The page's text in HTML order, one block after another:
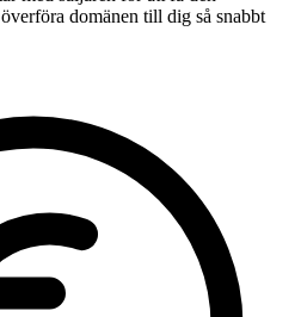
domänen till dig så snabbt